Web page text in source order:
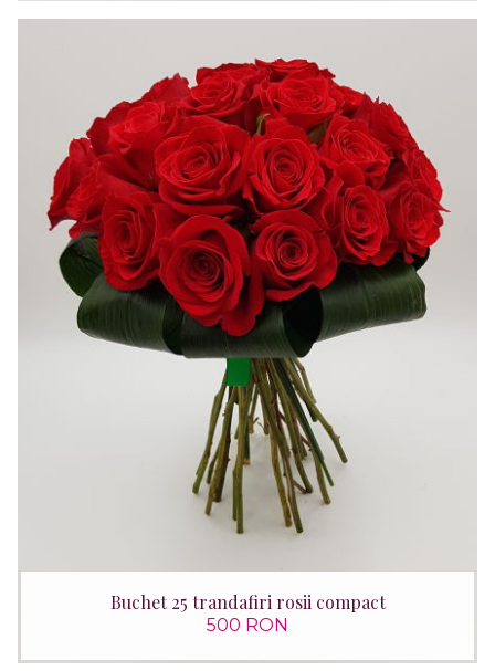
Buchet 25 trandafiri rosii compact
500 RON